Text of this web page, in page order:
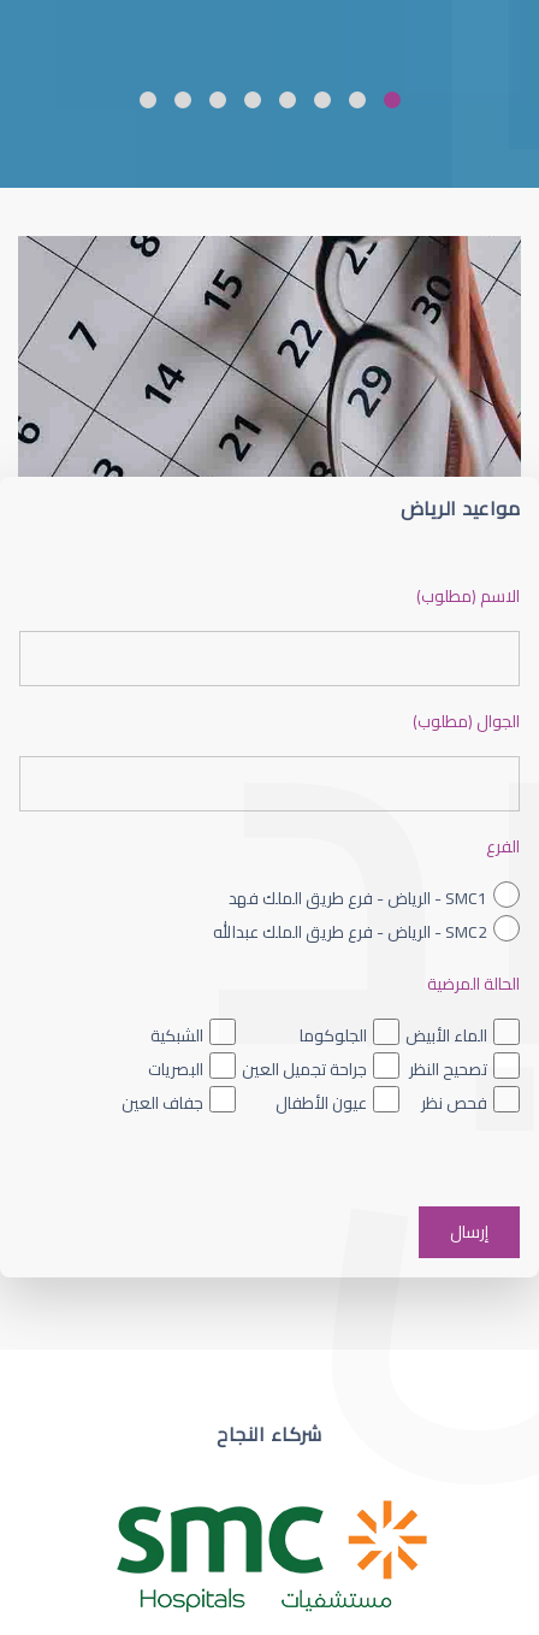
قلوبال لرعاية العين ضعف نظر
ضعف نظر الاطفال
ضعف نظر العين اليسرى
ضعف نظر مفاجئ
مواعيد الرياض
الاسم (مطلوب)
الجوال (مطلوب)
الفرع
SMC1 - الرياض - فرع طريق الملك فهد
SMC2 - الرياض - فرع طريق الملك عبدالله
الحالة المرضية
الماء الأبيض
الجلوكوما
الشبكية
تصحيح النظر
جراحة تجميل العين
البصريات
فحص نظر
عيون الأطفال جفاف العين
شركاء النجاح